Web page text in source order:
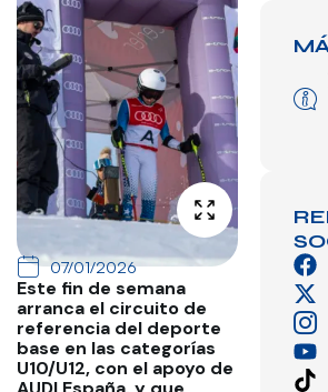
07/01/2026
Este fin de semana
arranca el circuito de
referencia del deporte
base en las categorías
U10/U12, con el apoyo de